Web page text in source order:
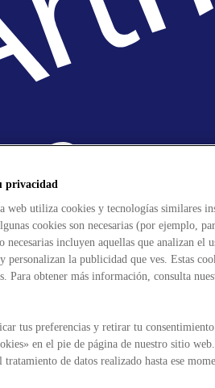
privacidad
web utiliza cookies y tecnologías similares
cookies son necesarias (por ejemplo,
necesarias incluyen aquellas que analizan el
personalizan la publicidad que ves. Estas
Para obtener más información, consulta
tus preferencias y retirar tu
en el pie de página de nuestro sitio
de datos realizado hasta ese